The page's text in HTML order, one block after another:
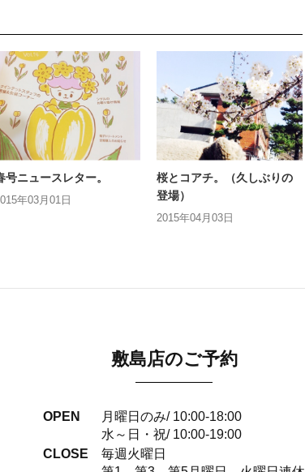
号ニュースレター。
年03月01日
桜とコアチ。（久しぶりの
登場）
2015年04月03日
敷島店のご予約
OPEN
月曜日のみ/ 10:00-18:00
水～日・祝/ 10:00-19:00
CLOSE
毎週火曜日